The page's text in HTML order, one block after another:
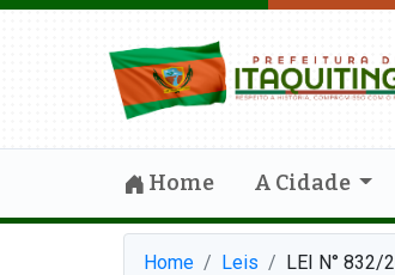
Home A Cidade
Home Leis LEI N° 832/